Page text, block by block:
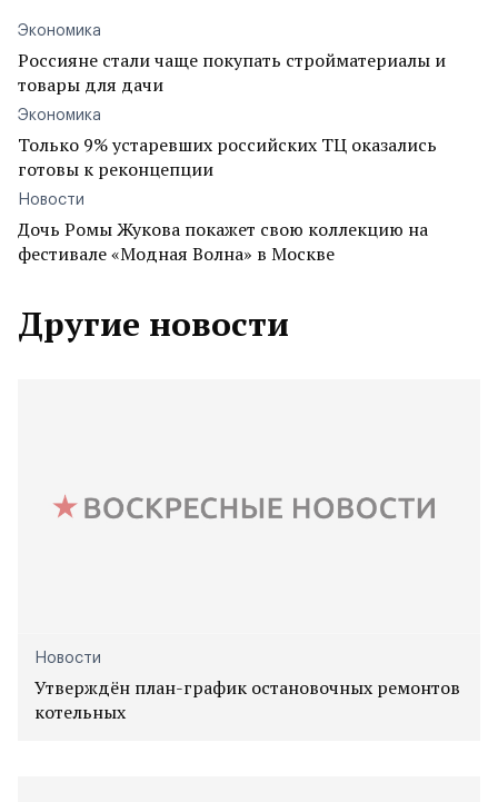
Экономика
Россияне стали чаще покупать стройматериалы и
товары для дачи
Экономика
Только 9% устаревших российских ТЦ оказались
готовы к реконцепции
Новости
Дочь Ромы Жукова покажет свою коллекцию на
фестивале «Модная Волна» в Москве
Другие новости
Новости
Утверждён план-график остановочных ремонтов
котельных